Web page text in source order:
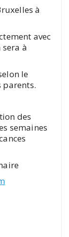
à
avec
sera à
le
parents.
des
semaines